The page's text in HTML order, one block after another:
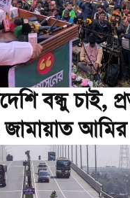
বন্ধু চাই,
জামায়াত আমির